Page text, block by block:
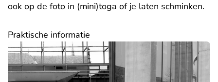
ook op de foto in (mini)toga of je laten schminken.
Praktische informatie